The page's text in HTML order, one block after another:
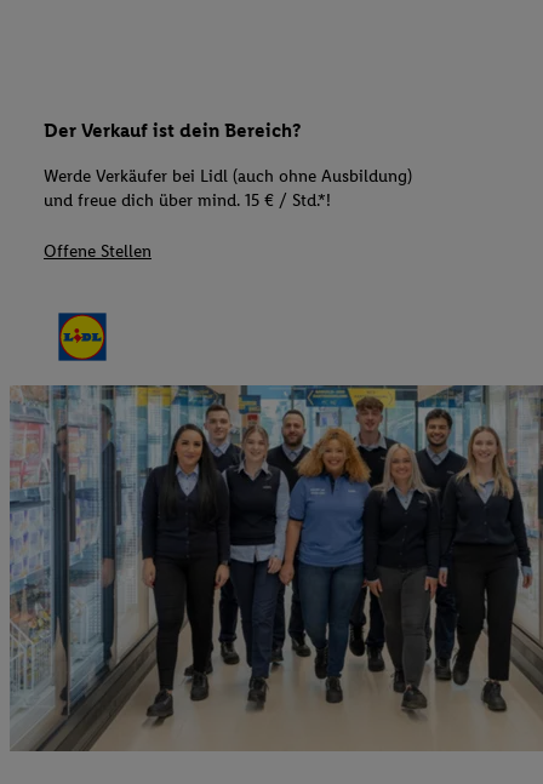
Der Verkauf ist dein Bereich?
Werde Verkäufer bei Lidl (auch ohne Ausbildung)
und freue dich über mind. 15 € / Std.*!
Offene Stellen